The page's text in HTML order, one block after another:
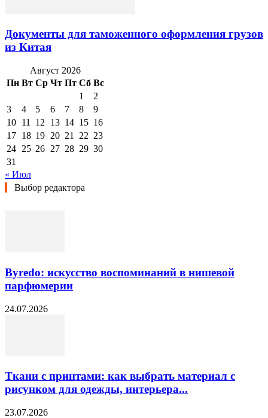
Документы для таможенного оформления грузов
из Китая
Август 2026
Пн Вт Ср Чт Пт Сб Вс
1
2
3
4 5 6 7 8
9
10 11 12 13 14 15 16
17 18 19 20 21 22 23
24 25 26 27 28 29 30
31
« Июл
Выбор редактора
Byredo: искусство воспоминаний в нишевой
парфюмерии
24.07.2026
Ткани с принтами: как выбрать материал с
рисунком для одежды, интерьера...
23.07.2026